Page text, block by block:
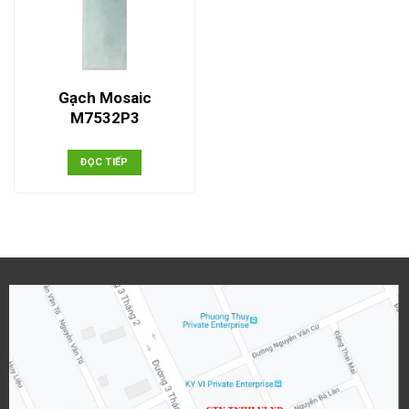
Gạch Mosaic
M7532P3
ĐỌC TIẾP